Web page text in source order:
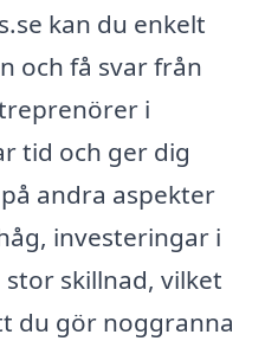
kan du enkelt
och få svar från
i
tid och ger dig
andra aspekter
investeringar i
skillnad, vilket
du gör noggranna